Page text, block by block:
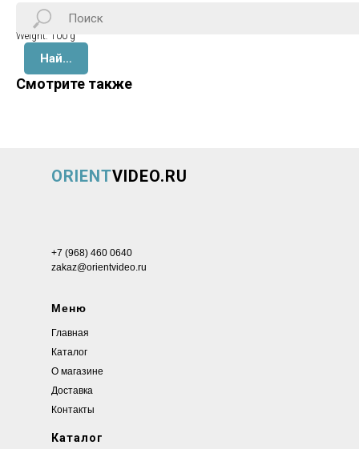
Найти
Длина: 20км
lwh: 85x50x20 mm
Weight: 100 g
Смотрите также
+7 (968) 460 0640
zakaz@orientvideo.ru
Меню
Главная
Каталог
О магазине
Доставка
Контакты
Каталог
ORIENTVIDEO.RU